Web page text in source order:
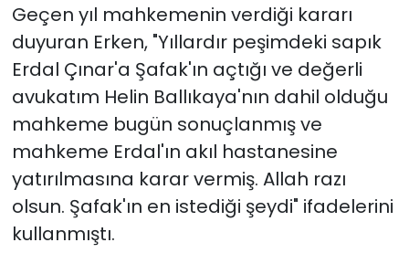
Geçen yıl mahkemenin verdiği kararı
duyuran Erken, "Yıllardır peşimdeki sapık
Erdal Çınar'a Şafak'ın açtığı ve değerli
avukatım Helin Ballıkaya'nın dahil olduğu
mahkeme bugün sonuçlanmış ve
mahkeme Erdal'ın akıl hastanesine
yatırılmasına karar vermiş. Allah razı
olsun. Şafak'ın en istediği şeydi" ifadelerini
kullanmıştı.